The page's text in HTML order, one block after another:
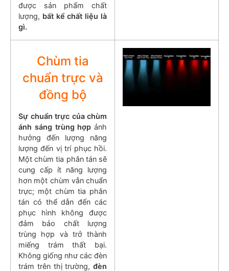
được sản phẩm chất
lượng, bất kể chất liệu là
gì.
Chùm tia
chuẩn trực và
đồng bộ
Sự chuẩn trực của chùm
ánh sáng trùng hợp ảnh
hưởng đến lượng năng
lượng đến vị trí phục hồi.
Một chùm tia phân tán sẽ
cung cấp ít năng lượng
hơn một chùm vẫn chuẩn
trực; một chùm tia phân
tán có thể dẫn đến các
phục hình không được
đảm bảo chất lượng
trùng hợp và trở thành
miếng trám thất bại.
Không giống như các đèn
trám trên thị trường, đèn